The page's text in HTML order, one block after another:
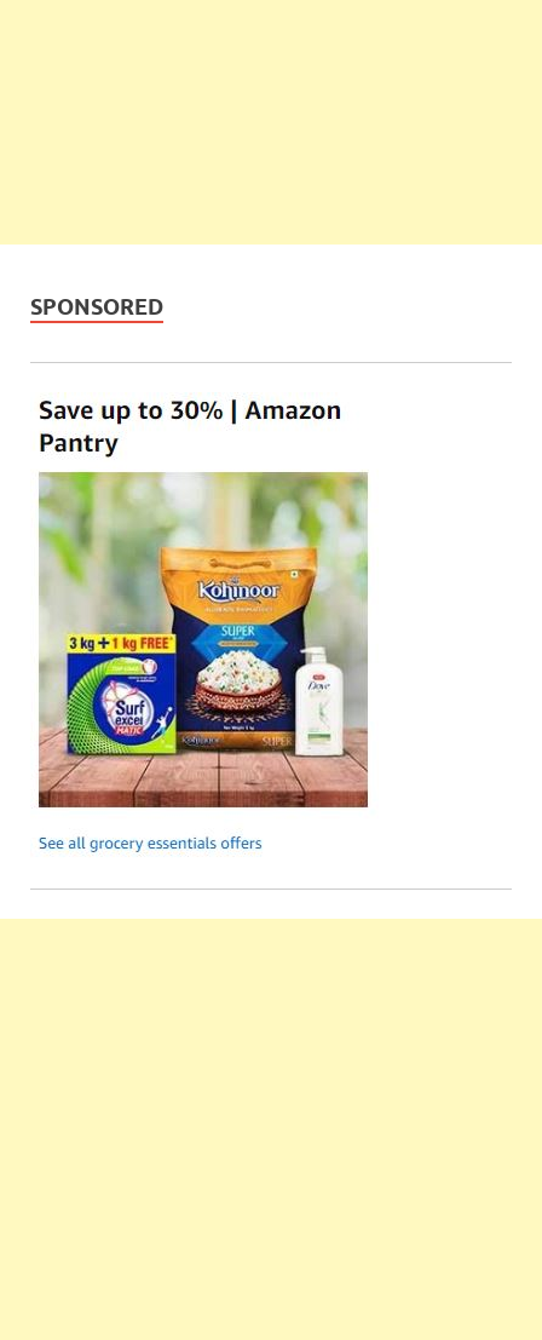
SPONSORED